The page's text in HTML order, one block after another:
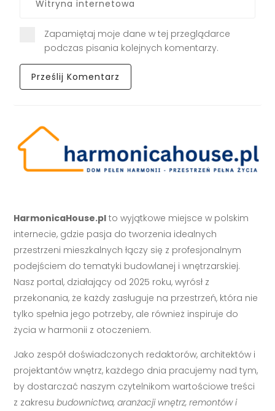
Zapamiętaj moje dane w tej przeglądarce
podczas pisania kolejnych komentarzy.
HarmonicaHouse.pl to wyjątkowe miejsce w polskim
internecie, gdzie pasja do tworzenia idealnych
przestrzeni mieszkalnych łączy się z profesjonalnym
podejściem do tematyki budowlanej i wnętrzarskiej.
Nasz portal, działający od 2025 roku, wyrósł z
przekonania, że każdy zasługuje na przestrzeń, która nie
tylko spełnia jego potrzeby, ale również inspiruje do
życia w harmonii z otoczeniem.
Jako zespół doświadczonych redaktorów, architektów i
projektantów wnętrz, każdego dnia pracujemy nad tym,
by dostarczać naszym czytelnikom wartościowe treści
z zakresubudownictwa, aranżacji wnętrz, remontów i